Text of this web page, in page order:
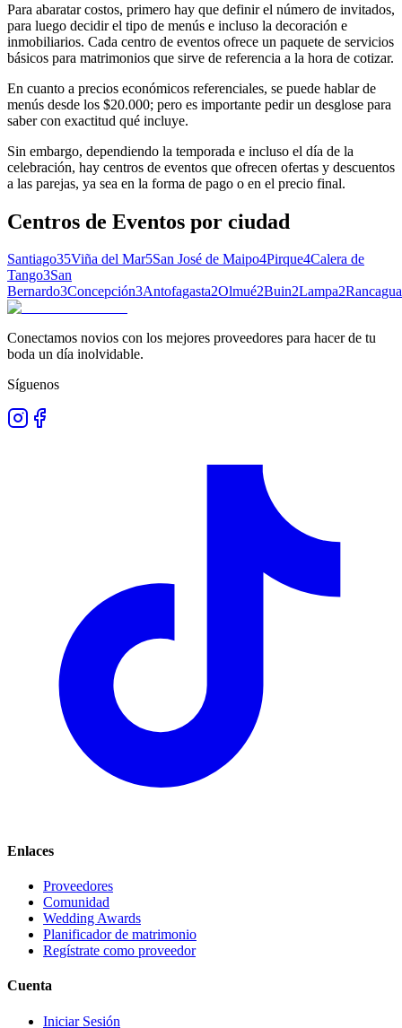
Para abaratar costos, primero hay que definir el número de invitados,
para luego decidir el tipo de menús e incluso la decoración e
inmobiliarios. Cada centro de eventos ofrece un paquete de servicios
básicos para matrimonios que sirve de referencia a la hora de cotizar.
En cuanto a precios económicos referenciales, se puede hablar de
menús desde los $20.000; pero es importante pedir un desglose para
saber con exactitud qué incluye.
Sin embargo, dependiendo la temporada e incluso el día de la
celebración, hay centros de eventos que ofrecen ofertas y descuentos
a las parejas, ya sea en la forma de pago o en el precio final.
Centros de Eventos por ciudad
Santiago35Viña del Mar5San José de Maipo4Pirque4Calera de
Tango3San
Bernardo3Concepción3Antofagasta2Olmué2Buin2Lampa2Rancagua
Conectamos novios con los mejores proveedores para hacer de tu
boda un día inolvidable.
Síguenos
Enlaces
Proveedores
Comunidad
Wedding Awards
Planificador de matrimonio
Regístrate como proveedor
Cuenta
Iniciar Sesión